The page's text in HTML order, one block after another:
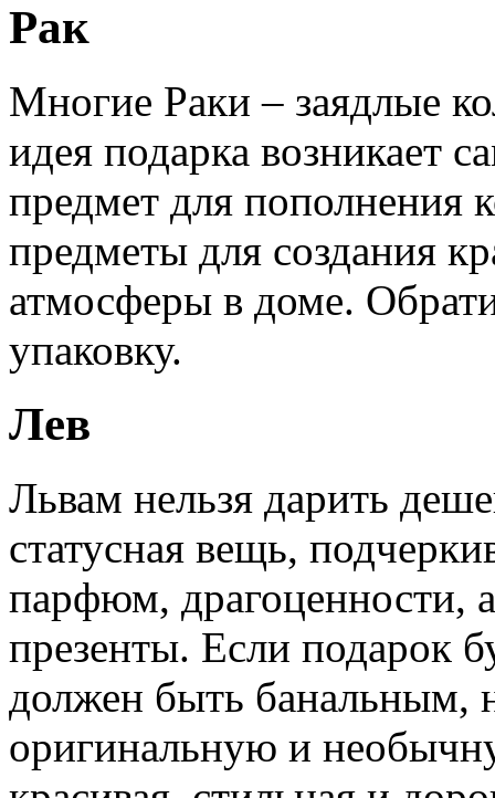
Рак
Многие Раки – заядлые
идея подарка возникает
предмет для пополнения
предметы для создания
атмосферы в доме.
упаковку.
Лев
Львам нельзя дарить
статусная вещь,
парфюм, драгоценности,
презенты. Если подарок
должен быть банальным,
оригинальную и